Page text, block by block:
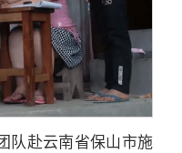
队赴云南省保山市施